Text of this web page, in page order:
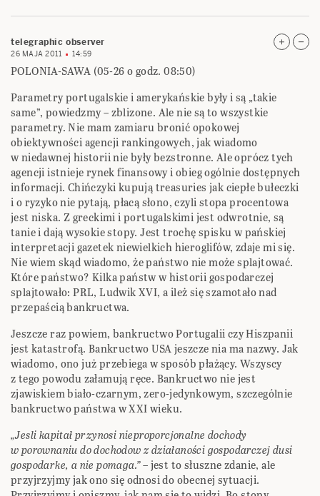
telegraphic observer
26 MAJA 2011 14:59
POLONIA-SAWA (05-26 o godz. 08:50)
Parametry portugalskie i amerykańskie były i są „takie
same”, powiedzmy – zblizone. Ale nie są to wszystkie
parametry. Nie mam zamiaru bronić opokowej
obiektywności agencji rankingowych, jak wiadomo
w niedawnej historii nie były bezstronne. Ale oprócz tych
agencji istnieje rynek finansowy i obieg ogólnie dostępnych
informacji. Chińczyki kupują treasuries jak ciepłe bułeczki
i o ryzyko nie pytają, płacą słono, czyli stopa procentowa
jest niska. Z greckimi i portugalskimi jest odwrotnie, są
tanie i dają wysokie stopy. Jest trochę spisku w pańskiej
interpretacji gazetek niewielkich hieroglifów, zdaje mi się.
Nie wiem skąd wiadomo, że państwo nie może splajtować.
Które państwo? Kilka państw w historii gospodarczej
splajtowało: PRL, Ludwik XVI, a ileż się szamotało nad
przepaścią bankructwa.
Jeszcze raz powiem, bankructwo Portugalii czy Hiszpanii
jest katastrofą. Bankructwo USA jeszcze nia ma nazwy. Jak
wiadomo, ono już przebiega w sposób płażący. Wszyscy
z tego powodu załamują ręce. Bankructwo nie jest
zjawiskiem biało-czarnym, zero-jedynkowym, szczególnie
bankructwo państwa w XXI wieku.
„Jesli kapitał przynosi nieproporcjonalne dochody
w porownaniu do dochodow z działaności gospodarczej dusi
gospodarke, a nie pomaga.”– jest to słuszne zdanie, ale
przyjrzyjmy jak ono się odnosi do obecnej sytuacji.